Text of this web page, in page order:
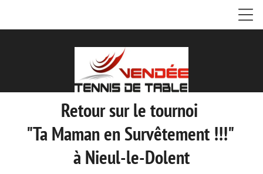
Retour sur le tournoi
"Ta Maman en Survêtement !!!"
à Nieul-le-Dolent